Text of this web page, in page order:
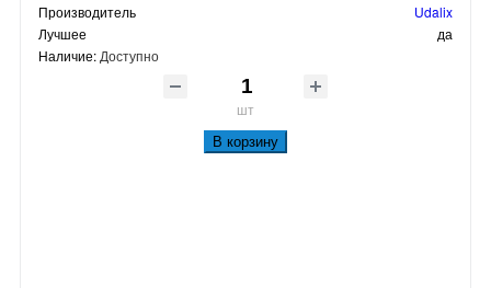
Производитель
Udalix
Лучшее
да
Наличие: Доступно
шт
В корзину